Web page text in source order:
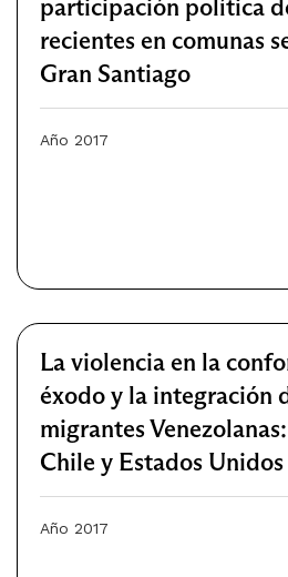
participación política
recientes en comunas
Gran Santiago
Año 2017
La violencia en la
éxodo y la integración
migrantes
Chile y Estados Unidos
Año 2017